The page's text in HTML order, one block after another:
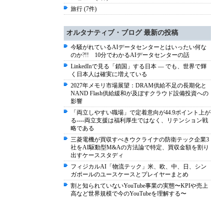
旅行 (7件)
オルタナティブ・ブログ 最新の投稿
今騒がれているAIデータセンターとはいったい何な
のか?!! 10分でわかるAIデータセンターの話
LinkedInで見る「鎖国」する日本 ― でも、世界で輝
く日本人は確実に増えている
2027年メモリ市場展望：DRAM供給不足の長期化と
NAND Flash供給緩和が及ぼすクラウド設備投資への
影響
「両立しやすい職場」で定着意向が44.9ポイント上が
る----両立支援は福利厚生ではなく、リテンション戦
略である
三菱電機が買収すべきウクライナの防衛テック企業3
社をAI駆動型M&Aの方法論で特定、買収金額を割り
出すケーススタディ
フィジカルAI「物流テック」米、欧、中、日、シン
ガポールのユースケースとプレイヤーまとめ
割と知られていないYouTube事業の実態〜KPIや売上
高など世界規模で今のYouTubeを理解する〜